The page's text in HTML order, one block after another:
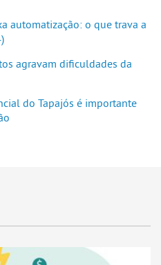
automatização: o que trava a
agravam dificuldades da
do Tapajós é importante